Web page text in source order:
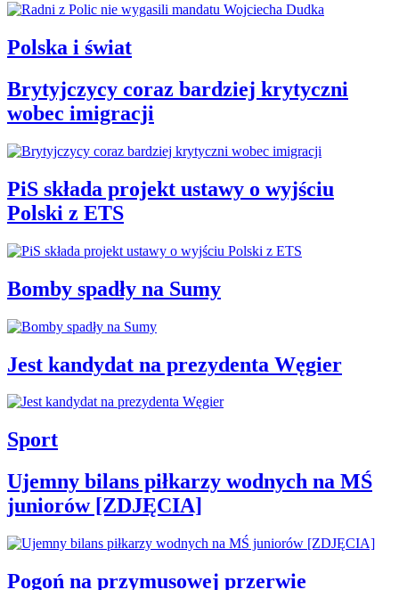
Polska i świat
Brytyjczycy coraz bardziej krytyczni
wobec imigracji
PiS składa projekt ustawy o wyjściu
Polski z ETS
Bomby spadły na Sumy
Jest kandydat na prezydenta Węgier
Sport
Ujemny bilans piłkarzy wodnych na MŚ
juniorów [ZDJĘCIA]
Pogoń na przymusowej przerwie